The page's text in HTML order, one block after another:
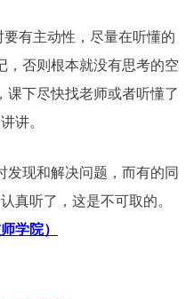
要有主动性，尽量在听懂的
，否则根本就没有思考的空
课下尽快找老师或者听懂了
讲。
发现和解决问题，而有的同
真听了，这是不可取的。
学院）